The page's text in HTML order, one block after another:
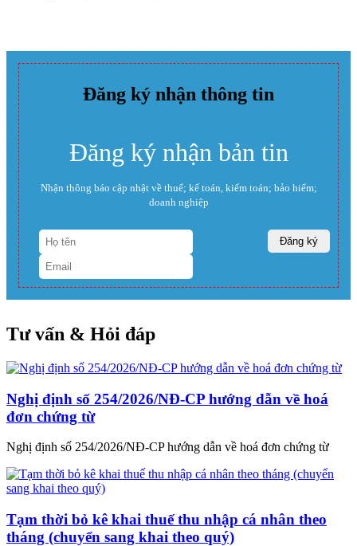
Đăng ký nhận thông tin
Đăng ký nhận bản tin
Nhận thông báo cập nhật về thuế; kế toán, kiểm toán; bảo hiểm;
doanh nghiệp
Tư vấn & Hỏi đáp
Nghị định số 254/2026/NĐ-CP hướng dẫn về hoá
đơn chứng từ
Nghị định số 254/2026/NĐ-CP hướng dẫn về hoá đơn chứng từ
Tạm thời bỏ kê khai thuế thu nhập cá nhân theo
tháng (chuyển sang khai theo quý)